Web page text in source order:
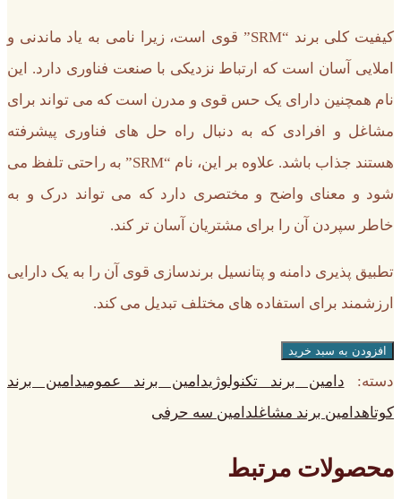
کیفیت کلی برند “SRM” قوی است، زیرا نامی به یاد ماندنی و
املایی آسان است که ارتباط نزدیکی با صنعت فناوری دارد. این
نام همچنین دارای یک حس قوی و مدرن است که می تواند برای
مشاغل و افرادی که به دنبال راه حل های فناوری پیشرفته
هستند جذاب باشد. علاوه بر این، نام “SRM” به راحتی تلفظ می
شود و معنای واضح و مختصری دارد که می تواند درک و به
خاطر سپردن آن را برای مشتریان آسان تر کند.
تطبیق پذیری دامنه و پتانسیل برندسازی قوی آن را به یک دارایی
ارزشمند برای استفاده های مختلف تبدیل می کند.
افزودن به سبد خرید
دسته: دامین برند تکنولوژیدامین برند عمومیدامین برند
کوتاهدامین برند مشاغلدامین سه حرفی
محصولات مرتبط